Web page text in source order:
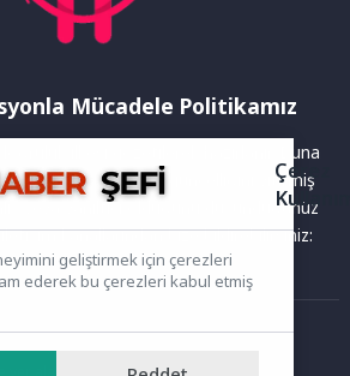
Mücadele Politikamız
doğruluk ilkesi gözetilerek hazırlanır. Buna
eksik, hatalı veya güncelliğini yitirmiş
veya yanıltıcı olduğunu düşündüğünüz
kanallarından bize bildirebilirsiniz:
Ana Sayfa
yer alan içerikler izinsiz kopyalanamaz,
Çerez
geliştirmek için çerezleri
ederek bu çerezleri kabul etmiş